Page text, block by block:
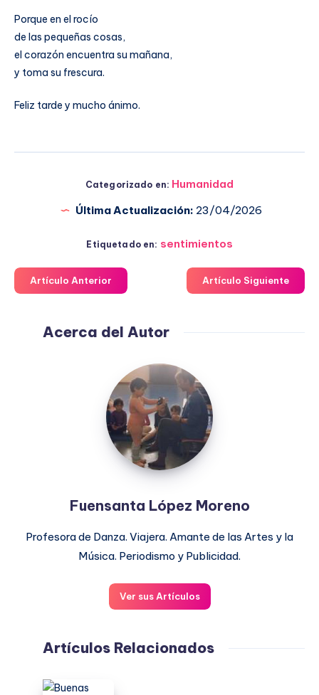
Porque en el rocío
de las pequeñas cosas,
el corazón encuentra su mañana,
y toma su frescura.
Feliz tarde y mucho ánimo.
Categorizado en: Humanidad
Última Actualización: 23/04/2026
Etiquetado en: sentimientos
Artículo Anterior Artículo Siguiente
Acerca del Autor
Fuensanta
López
Moreno
Fuensanta López Moreno
Profesora de Danza. Viajera. Amante de las Artes y la
Música. Periodismo y Publicidad.
Ver sus Artículos
Artículos Relacionados
Buenas